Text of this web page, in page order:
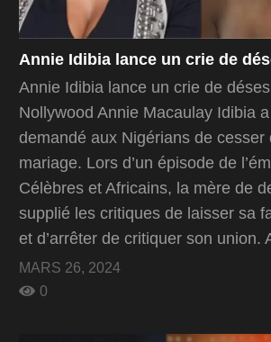
Annie Idibia lance un crie de
Annie Idibia lance un crie de
Nollywood Annie Macaulay Idibia
demandé aux Nigérians de cesser
mariage. Lors d’un épisode de
Célèbres et Africains, la mère de
supplié les critiques de laisser sa
et d’arrêter de critiquer son union.
MARS 26, 2024
0